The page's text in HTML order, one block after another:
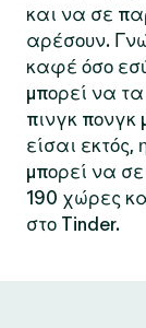
και να σε
αρέσουν.
καφέ όσο
μπορεί να
πινγκ πονγκ
είσαι εκτός,
μπορεί να
190 χώρες
στο Tinder.